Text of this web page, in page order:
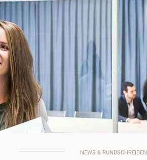
NEWS & RUNDSCHREIBEN